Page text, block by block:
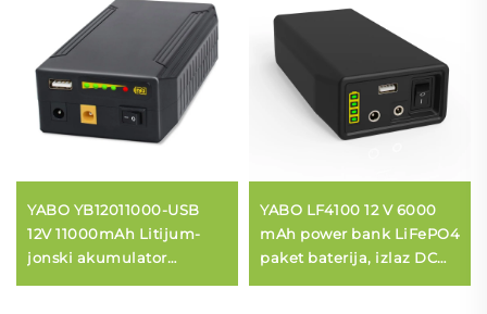
YABO YB12011000-USB
12V 11000mAh Litijum-
jonski akumulator
YABO LF4100 12 V 6000
mAh power bank LiFePO4
paket baterija, izlaz DC